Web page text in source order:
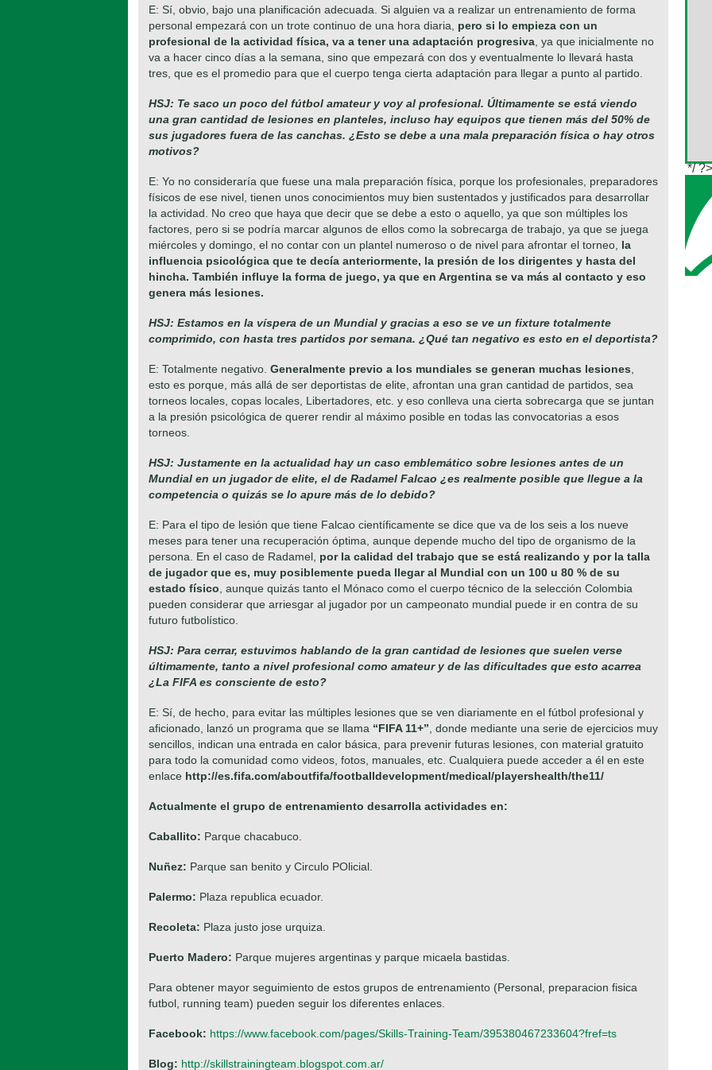
E: Sí, obvio, bajo una planificación adecuada. Si alguien va a realizar un entrenamiento de forma
personal empezará con un trote continuo de una hora diaria, pero si lo empieza con un
profesional de la actividad física, va a tener una adaptación progresiva , ya que inicialmente no
va a hacer cinco días a la semana, sino que empezará con dos y eventualmente lo llevará hasta
tres, que es el promedio para que el cuerpo tenga cierta adaptación para llegar a punto al partido.
HSJ: Te saco un poco del fútbol amateur y voy al profesional. Últimamente se está viendo
una gran cantidad de lesiones en planteles, incluso hay equipos que tienen más del 50% de
sus jugadores fuera de las canchas. ¿Esto se debe a una mala preparación física o hay otros
motivos?
E: Yo no consideraría que fuese una mala preparación física, porque los profesionales, preparadores
físicos de ese nivel, tienen unos conocimientos muy bien sustentados y justificados para desarrollar
la actividad. No creo que haya que decir que se debe a esto o aquello, ya que son múltiples los
factores, pero si se podría marcar algunos de ellos como la sobrecarga de trabajo, ya que se juega
miércoles y domingo, el no contar con un plantel numeroso o de nivel para afrontar el torneo, la
influencia psicológica que te decía anteriormente, la presión de los dirigentes y hasta del
hincha. También influye la forma de juego, ya que en Argentina se va más al contacto y eso
genera más lesiones.
HSJ: Estamos en la víspera de un Mundial y gracias a eso se ve un fixture totalmente
comprimido, con hasta tres partidos por semana. ¿Qué tan negativo es esto en el deportista?
E: Totalmente negativo. Generalmente previo a los mundiales se generan muchas lesiones
esto es porque, más allá de ser deportistas de elite, afrontan una gran cantidad de partidos, sea
torneos locales, copas locales, Libertadores, etc. y eso conlleva una cierta sobrecarga que se juntan
a la presión psicológica de querer rendir al máximo posible en todas las convocatorias a esos
torneos.
HSJ: Justamente en la actualidad hay un caso emblemático sobre lesiones antes de un
Mundial en un jugador de elite, el de Radamel Falcao ¿es realmente posible que llegue a la
competencia o quizás se lo apure más de lo debido?
E: Para el tipo de lesión que tiene Falcao científicamente se dice que va de los seis a los nueve
meses para tener una recuperación óptima, aunque depende mucho del tipo de organismo de la
persona. En el caso de Radamel, por la calidad del trabajo que se está realizando y por la talla
de jugador que es, muy posiblemente pueda llegar al Mundial con un 100 u 80 % de su
estado físico , aunque quizás tanto el Mónaco como el cuerpo técnico de la selección Colombia
pueden considerar que arriesgar al jugador por un campeonato mundial puede ir en contra de su
futuro futbolístico.
HSJ: Para cerrar, estuvimos hablando de la gran cantidad de lesiones que suelen verse
últimamente, tanto a nivel profesional como amateur y de las dificultades que esto acarrea
¿La FIFA es consciente de esto?
E: Sí, de hecho, para evitar las múltiples lesiones que se ven diariamente en el fútbol profesional y
aficionado, lanzó un programa que se llama “FIFA 11+” , donde mediante una serie de ejercicios muy
sencillos, indican una entrada en calor básica, para prevenir futuras lesiones, con material gratuito
para todo la comunidad como videos, fotos, manuales, etc. Cualquiera puede acceder a él en este
enlace http://es.fifa.com/aboutfifa/footballdevelopment/medical/playershealth/the11/
Actualmente el grupo de entrenamiento desarrolla actividades en:
Caballito: Parque chacabuco.
Nuñez: Parque san benito y Circulo POlicial.
Palermo: Plaza republica ecuador.
Recoleta: Plaza justo jose urquiza.
Puerto Madero: Parque mujeres argentinas y parque micaela bastidas.
Para obtener mayor seguimiento de estos grupos de entrenamiento (Personal, preparacion fisica
futbol, running team) pueden seguir los diferentes enlaces.
Facebook: https://www.facebook.com/pages/Skills-Training-Team/395380467233604?fref=ts
Blog: http://skillstrainingteam.blogspot.com.ar/
*/ ?>